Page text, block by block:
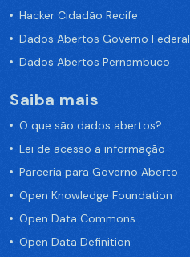
Hacker Cidadão Recife
Dados Abertos Governo Federal
Dados Abertos Pernambuco
Saiba mais
O que são dados abertos?
Lei de acesso a informação
Parceria para Governo Aberto
Open Knowledge Foundation
Open Data Commons
Open Data Definition